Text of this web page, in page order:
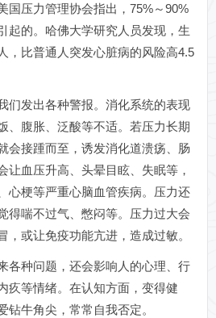
国压力管理协会指出，75%～90%
起的。哈佛大学研究人员发现，生
，比普通人突发心脏病的风险高4.5
们发出各种警报。消化系统的表现
、腹胀、泛酸等不适。若压力长期
会接踵而至，诱发消化道溃疡、肠
让血压升高、头晕目眩、失眠等，
心梗等严重心脑血管疾病。压力还
得喘不过气、憋闷等。压力过大会
，或让免疫功能亢进，造成过敏。
各种问题，还会影响人的心理、行
疚等情绪。在认知方面，变得健
钻牛角尖，常常自我否定。